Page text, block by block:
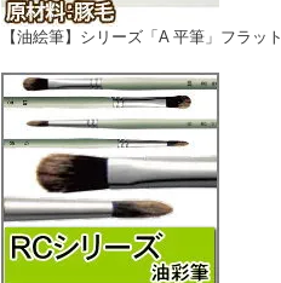
【油絵筆】シリーズ「A 平筆」フラット